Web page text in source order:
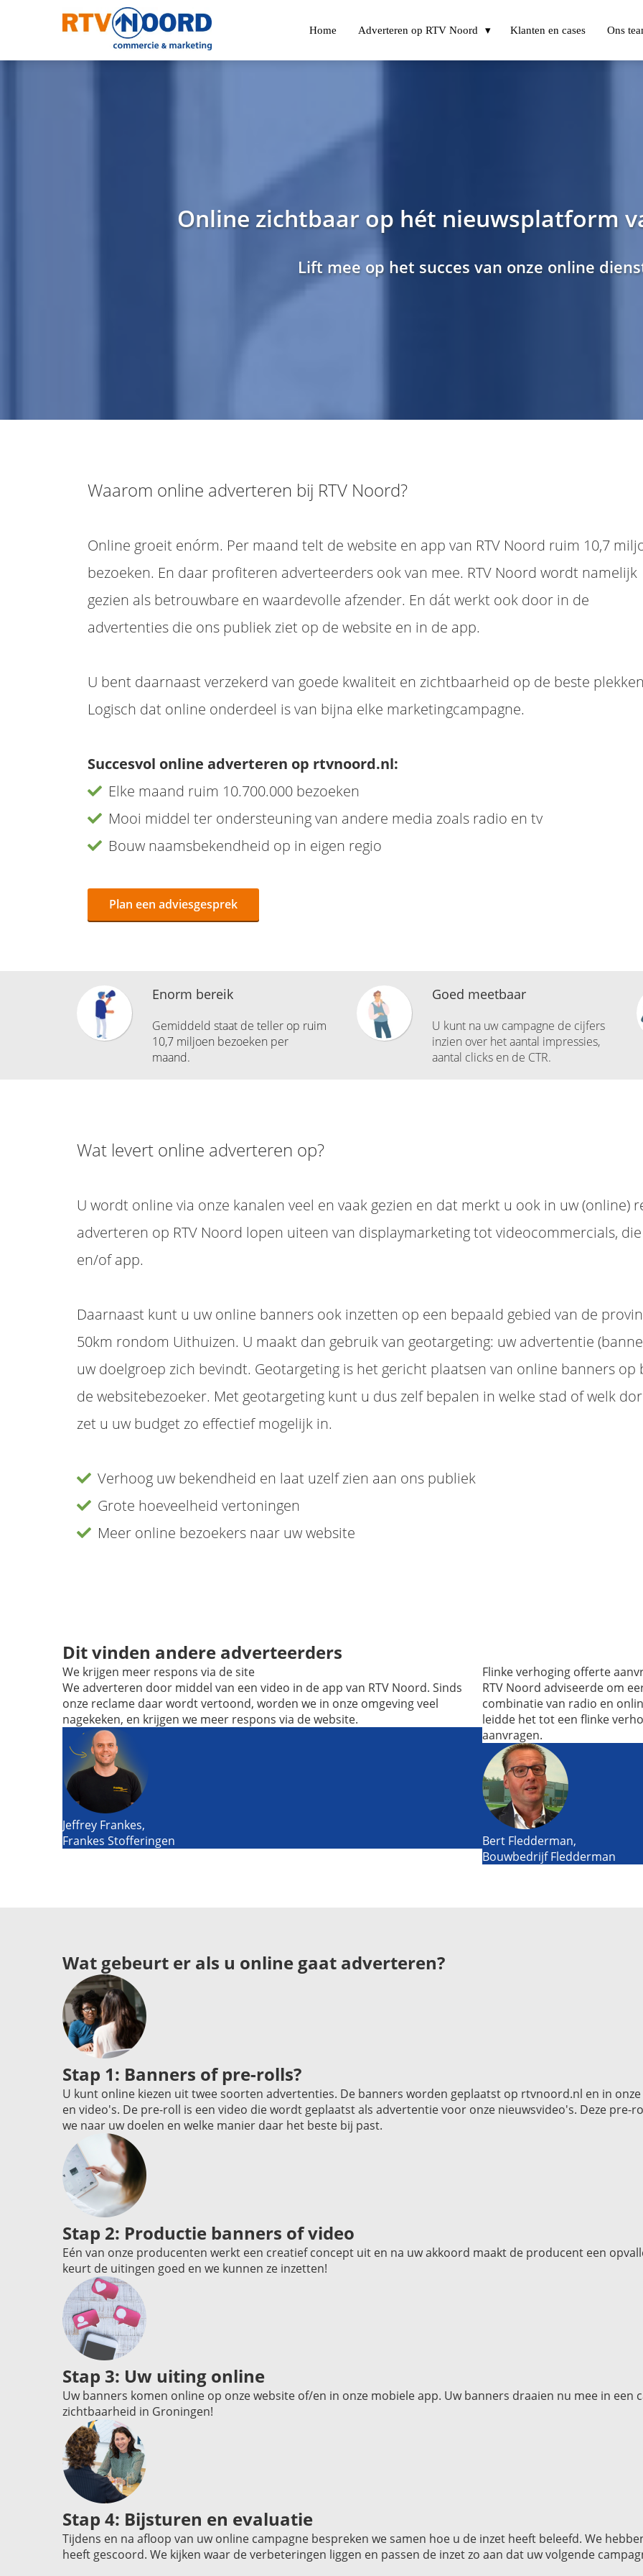
Home Adverteren op RTV Noord Klanten en cases Ons
Online zichtbaar op hét nieuwsplatform
Lift mee op het succes van onze online
Waarom online adverteren bij RTV Noord?
Online groeit enórm. Per maand telt de website en app van RTV Noord ruim 10,7
bezoeken. En daar profiteren adverteerders ook van mee. RTV Noord wordt namelijk
gezien als betrouwbare en waardevolle afzender. En dát werkt ook door in de
advertenties die ons publiek ziet op de website en in de app.
U bent daarnaast verzekerd van goede kwaliteit en zichtbaarheid op de beste
Logisch dat online onderdeel is van bijna elke marketingcampagne.
Succesvol online adverteren op rtvnoord.nl:
Elke maand ruim 10.700.000 bezoeken
Mooi middel ter ondersteuning van andere media zoals radio en tv
Bouw naamsbekendheid op in eigen regio
Plan een adviesgesprek
Enorm bereik
Gemiddeld staat de teller op ruim
10,7 miljoen bezoeken per
maand.
Goed meetbaar
U kunt na uw campagne de cijfers
inzien over het aantal impressies,
aantal clicks en de CTR.
Wat levert online adverteren op?
U wordt online via onze kanalen veel en vaak gezien en dat merkt u ook in uw
adverteren op RTV Noord lopen uiteen van displaymarketing tot videocommercials,
en/of app.
Daarnaast kunt u uw online banners ook inzetten op een bepaald gebied van de
50km rondom Uithuizen. U maakt dan gebruik van geotargeting: uw advertentie
uw doelgroep zich bevindt. Geotargeting is het gericht plaatsen van online banners op
de websitebezoeker. Met geotargeting kunt u dus zelf bepalen in welke stad of welk
zet u uw budget zo effectief mogelijk in.
Verhoog uw bekendheid en laat uzelf zien aan ons publiek
Grote hoeveelheid vertoningen
Meer online bezoekers naar uw website
Dit vinden andere adverteerders
We krijgen meer respons via de site
We adverteren door middel van een video in de app van RTV Noord. Sinds
onze reclame daar wordt vertoond, worden we in onze omgeving veel
nagekeken, en krijgen we meer respons via de website.
Jeffrey Frankes,
Frankes Stofferingen
Flinke verhoging offerte
RTV Noord adviseerde om
combinatie van radio en
leidde het tot een flinke
aanvragen.
Bert Fledderman,
Bouwbedrijf Fledderman
Wat gebeurt er als u online gaat adverteren?
Stap 1: Banners of pre-rolls?
U kunt online kiezen uit twee soorten advertenties. De banners worden geplaatst op rtvnoord.nl en in
en video's. De pre-roll is een video die wordt geplaatst als advertentie voor onze nieuwsvideo's. Deze pre-
we naar uw doelen en welke manier daar het beste bij past.
Stap 2: Productie banners of video
Eén van onze producenten werkt een creatief concept uit en na uw akkoord maakt de producent een
keurt de uitingen goed en we kunnen ze inzetten!
Stap 3: Uw uiting online
Uw banners komen online op onze website of/en in onze mobiele app. Uw banners draaien nu mee in
zichtbaarheid in Groningen!
Stap 4: Bijsturen en evaluatie
Tijdens en na afloop van uw online campagne bespreken we samen hoe u de inzet heeft beleefd. We
heeft gescoord. We kijken waar de verbeteringen liggen en passen de inzet zo aan dat uw volgende